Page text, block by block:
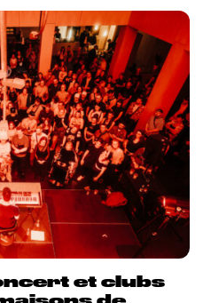
et clubs